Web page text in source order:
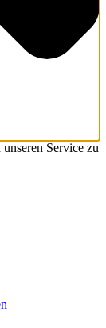
Service zu